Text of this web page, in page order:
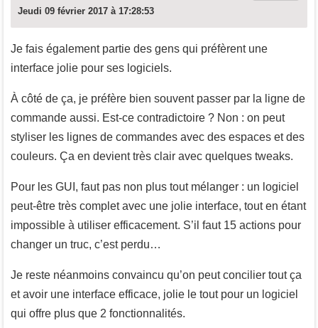
Jeudi 09 février 2017 à 17:28:53
Je fais également partie des gens qui préfèrent une
interface jolie pour ses logiciels.
À côté de ça, je préfère bien souvent passer par la ligne de
commande aussi. Est-ce contradictoire ? Non : on peut
styliser les lignes de commandes avec des espaces et des
couleurs. Ça en devient très clair avec quelques tweaks.
Pour les GUI, faut pas non plus tout mélanger : un logiciel
peut-être très complet avec une jolie interface, tout en étant
impossible à utiliser efficacement. S’il faut 15 actions pour
changer un truc, c’est perdu…
Je reste néanmoins convaincu qu’on peut concilier tout ça
et avoir une interface efficace, jolie le tout pour un logiciel
qui offre plus que 2 fonctionnalités.